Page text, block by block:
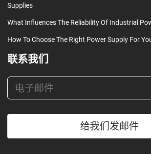
Supplies
What Influences The Reliability Of Industrial
How To Choose The Right Power Supply For
联系我们
给我们发邮件